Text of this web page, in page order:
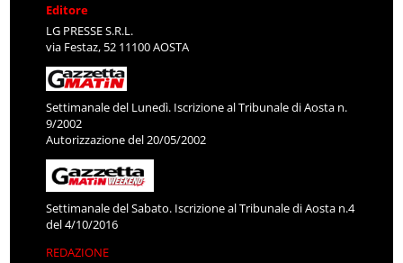
Editore
LG PRESSE S.R.L.
via Festaz, 52 11100 AOSTA
Settimanale del Lunedì. Iscrizione al Tribunale di Aosta n.
9/2002
Autorizzazione del 20/05/2002
Settimanale del Sabato. Iscrizione al Tribunale di Aosta n.4
del 4/10/2016
REDAZIONE